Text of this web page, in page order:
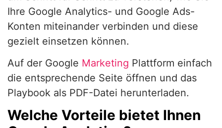
Ihre Google Analytics- und Google Ads-
Konten miteinander verbinden und diese
gezielt einsetzen können.
Auf der Google Marketing Plattform einfach
die entsprechende Seite öffnen und das
Playbook als PDF-Datei herunterladen.
Welche Vorteile bietet Ihnen